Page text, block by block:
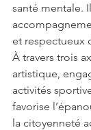
santé mentale.
et respectueux
À travers trois
artistique,
activités
favorise
la citoyenneté